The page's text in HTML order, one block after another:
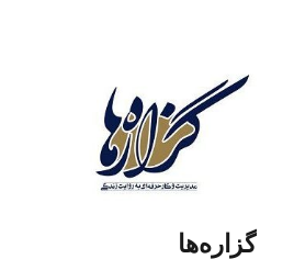
گزاره‌ها